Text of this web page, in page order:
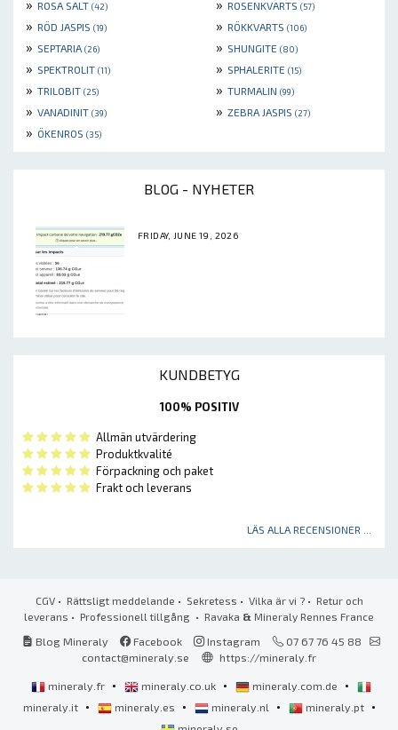
» ROSA SALT (42) » ROSENKVARTS (57)
» RÖD JASPIS (19) » RÖKKVARTS (106)
» SEPTARIA (26) » SHUNGITE (80)
» SPEKTROLIT (11) » SPHALERITE (15)
» TRILOBIT (25) » TURMALIN (99)
» VANADINIT (39) » ZEBRA JASPIS (27)
» ÖKENROS (35)
BLOG - NYHETER
FRIDAY, JUNE 19, 2026
KUNDBETYG
100% POSITIV
Allmän utvärdering
Produktkvalité
Förpackning och paket
Frakt och leverans
LÄS ALLA RECENSIONER ...
CGV• Rättsligt meddelande • Sekretess • Vilka är vi ?• Retur och
leverans • Professionell tillgång • Ravaka & Mineraly Rennes France
Blog Mineraly
Facebook Instagram
07 67 76 45 88
contact@mineraly.se
https://mineraly.fr
mineraly.fr • mineraly.co.uk • mineraly.com.de •
mineraly.it • mineraly.es • mineraly.nl • mineraly.pt •